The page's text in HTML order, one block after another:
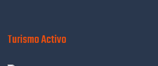
Turismo Activo